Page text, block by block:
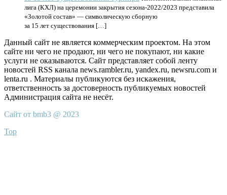
лига (КХЛ) на церемонии закрытия сезона-2022/2023 представила
«Золотой состав» — символическую сборную
за 15 лет существования […]
Данный сайт не является коммерческим проектом. На этом
сайте ни чего не продают, ни чего не покупают, ни какие
услуги не оказываются. Сайт представляет собой ленту
новостей RSS канала news.rambler.ru, yandex.ru, newsru.com и
lenta.ru . Материалы публикуются без искажения,
ответственность за достоверность публикуемых новостей
Администрация сайта не несёт.
Сайт от bmb3 @ 2023
Top